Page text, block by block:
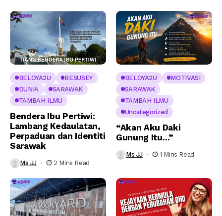
BELOYA2U
BESUSEY
DUNIA
SARAWAK
TAMBAH ILMU
Bendera Ibu Pertiwi:
Lambang Kedaulatan,
Perpaduan dan Identiti
Sarawak
Ms JJ 2 Mins Read
BELOYA2U
MOTIVASI
SARAWAK
TAMBAH ILMU
Uncategorized
“Akan Aku Daki
Gunung Itu…”
Ms JJ 1 Mins Read